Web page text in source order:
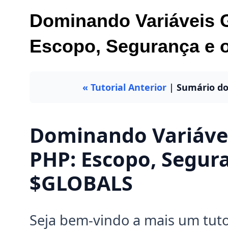
Dominando Variáveis
Escopo, Segurança e
« Tutorial Anterior| Sumário
Dominando
PHP: Escopo,
$GLOBALS
Seja bem-vindo a mais um